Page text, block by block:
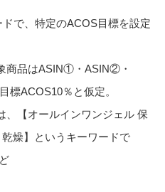
で、特定のACOS目標を設定
商品はASIN①・ASIN②・
ACOS10％と仮定。
【オールインワンジェル 保
燥】というキーワードで